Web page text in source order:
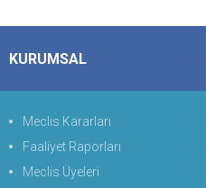
KURUMSAL
Meclis Kararları
Faaliyet Raporları
Meclis Üyeleri